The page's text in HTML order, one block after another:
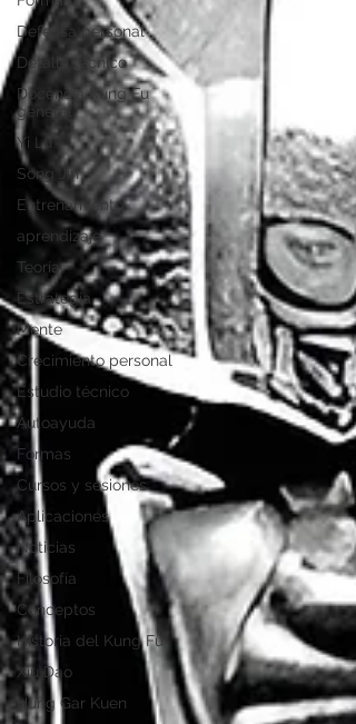
Defensa personal
Detalle técnico
Docencia Kung Fu
general
Yi Lu
Song Jin
Entrenamiento
aprendizaje
Teoría
Estrategia
Mente
Crecimiento personal
Estudio técnico
Autoayuda
Formas
Cursos y sesiones
Aplicaciones
Noticias
Filosofía
Conceptos
Historia del Kung Fu
Xiu Dao
Hung Gar Kuen